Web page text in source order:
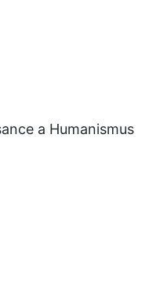
a Humanismus